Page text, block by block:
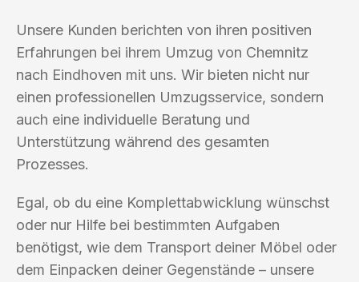
Unsere Kunden berichten von ihren positiven
Erfahrungen bei ihrem Umzug von Chemnitz
nach Eindhoven mit uns. Wir bieten nicht nur
einen professionellen Umzugsservice, sondern
auch eine individuelle Beratung und
Unterstützung während des gesamten
Prozesses.
Egal, ob du eine Komplettabwicklung wünschst
oder nur Hilfe bei bestimmten Aufgaben
benötigst, wie dem Transport deiner Möbel oder
dem Einpacken deiner Gegenstände – unsere